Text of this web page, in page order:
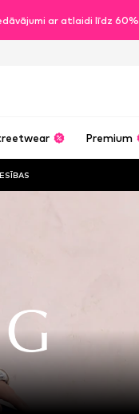
ar atlaidi līdz 60%
Premium